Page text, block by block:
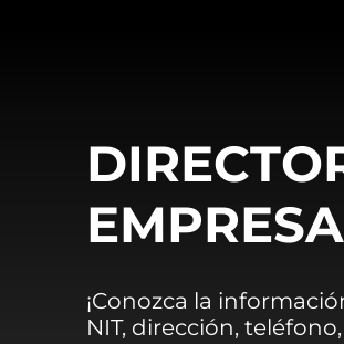
¡Conozca la
NIT, dirección,